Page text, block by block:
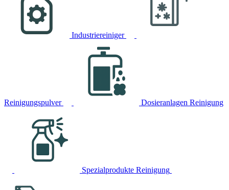
Industriereiniger
Reinigungspulver Dosieranlagen Reinigung
Spezialprodukte Reinigung